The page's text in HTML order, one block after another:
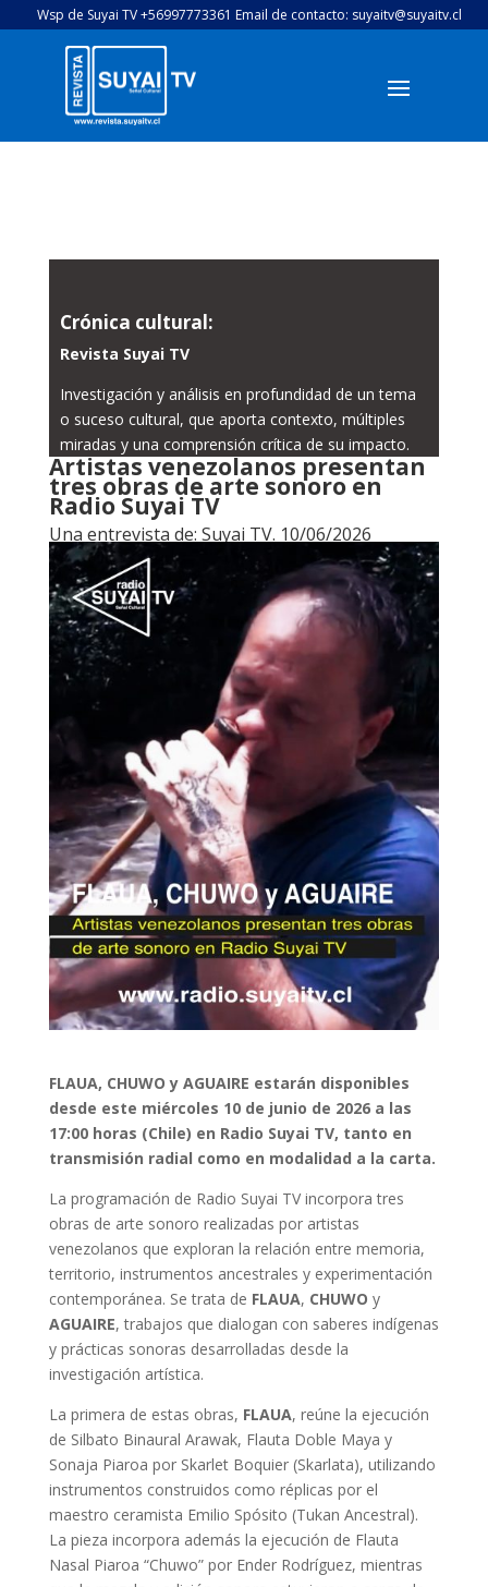
Wsp de Suyai TV +56997773361 Email de contacto: suyaitv@suyaitv.cl
Crónica cultural:
Revista Suyai TV
Investigación y análisis en profundidad de un tema
o suceso cultural, que aporta contexto, múltiples
miradas y una comprensión crítica de su impacto.
Artistas venezolanos presentan
tres obras de arte sonoro en
Radio Suyai TV
Una entrevista de: Suyai TV. 10/06/2026
FLAUA, CHUWO y AGUAIRE estarán disponibles
desde este miércoles 10 de junio de 2026 a las
17:00 horas (Chile) en Radio Suyai TV, tanto en
transmisión radial como en modalidad a la carta.
La programación de Radio Suyai TV incorpora tres
obras de arte sonoro realizadas por artistas
venezolanos que exploran la relación entre memoria,
territorio, instrumentos ancestrales y experimentación
contemporánea. Se trata de FLAUA, CHUWO y
AGUAIRE, trabajos que dialogan con saberes indígenas
y prácticas sonoras desarrolladas desde la
investigación artística.
La primera de estas obras, FLAUA, reúne la ejecución
de Silbato Binaural Arawak, Flauta Doble Maya y
Sonaja Piaroa por Skarlet Boquier (Skarlata), utilizando
instrumentos construidos como réplicas por el
maestro ceramista Emilio Spósito (Tukan Ancestral).
La pieza incorpora además la ejecución de Flauta
Nasal Piaroa “Chuwo” por Ender Rodríguez, mientras